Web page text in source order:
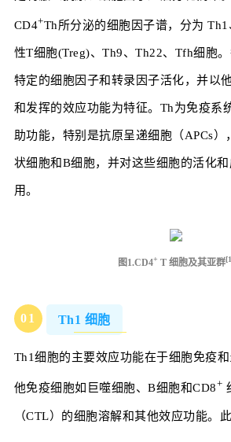
CD4+Th所分泌的细胞因子谱，分为
性T细胞(Treg)、Th9、Th22、Tfh细胞
特定的细胞因子和转录因子活化，并以
和发挥的效应功能为特征。Th为免疫系
助功能，特别是抗原呈递细胞（APCs
状细胞和B细胞，并对这些细胞的活化
用。
图1.CD4+ T 细胞及其亚群
01 Th1 细胞
Th1细胞的主要效应功能在于细胞免疫
他免疫细胞如巨噬细胞、B细胞和CD8+
（CTL）的细胞溶解和其他效应功能。